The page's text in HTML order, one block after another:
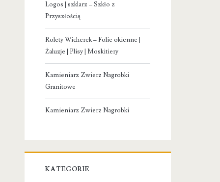
Logos | szklarz – Szkło z
Przyszłością
Rolety Wicherek – Folie okienne |
Żaluzje | Plisy | Moskitiery
Kamieniarz Zwierz Nagrobki
Granitowe
Kamieniarz Zwierz Nagrobki
KATEGORIE